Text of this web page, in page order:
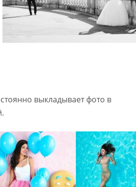
выкладывает фото в